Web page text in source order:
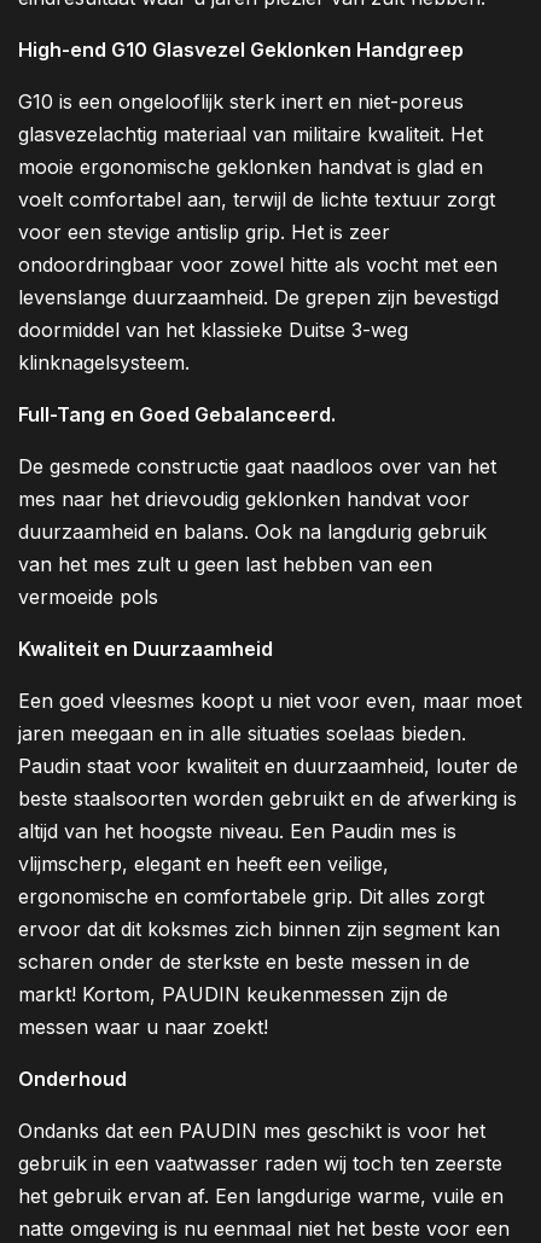
High-end G10 Glasvezel Geklonken Handgreep
G10 is een ongelooflijk sterk inert en niet-poreus
glasvezelachtig materiaal van militaire kwaliteit. Het
mooie ergonomische geklonken handvat is glad en
voelt comfortabel aan, terwijl de lichte textuur zorgt
voor een stevige antislip grip. Het is zeer
ondoordringbaar voor zowel hitte als vocht met een
levenslange duurzaamheid. De grepen zijn bevestigd
doormiddel van het klassieke Duitse 3-weg
klinknagelsysteem.
Full-Tang en Goed Gebalanceerd.
De gesmede constructie gaat naadloos over van het
mes naar het drievoudig geklonken handvat voor
duurzaamheid en balans. Ook na langdurig gebruik
van het mes zult u geen last hebben van een
vermoeide pols
Kwaliteit en Duurzaamheid
Een goed vleesmes koopt u niet voor even, maar moet
jaren meegaan en in alle situaties soelaas bieden.
Paudin staat voor kwaliteit en duurzaamheid, louter de
beste staalsoorten worden gebruikt en de afwerking is
altijd van het hoogste niveau. Een Paudin mes is
vlijmscherp, elegant en heeft een veilige,
ergonomische en comfortabele grip. Dit alles zorgt
ervoor dat dit koksmes zich binnen zijn segment kan
scharen onder de sterkste en beste messen in de
markt! Kortom, PAUDIN keukenmessen zijn de
messen waar u naar zoekt!
Onderhoud
Ondanks dat een PAUDIN mes geschikt is voor het
gebruik in een vaatwasser raden wij toch ten zeerste
het gebruik ervan af. Een langdurige warme, vuile en
natte omgeving is nu eenmaal niet het beste voor een